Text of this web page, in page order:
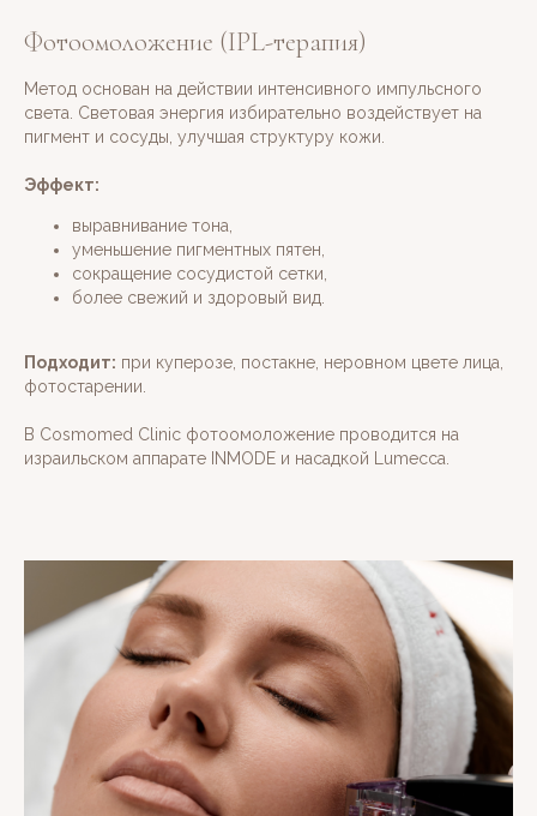
Фотоомоложение (IPL-терапия)
Метод основан на действии интенсивного импульсного
света. Световая энергия избирательно воздействует на
пигмент и сосуды, улучшая структуру кожи.
Эффект:
выравнивание тона,
уменьшение пигментных пятен,
сокращение сосудистой сетки,
более свежий и здоровый вид.
Подходит: при куперозе, постакне, неровном цвете лица,
фотостарении.
В Cosmomed Clinic фотоомоложение проводится на
израильском аппарате INMODE и насадкой Lumecca.